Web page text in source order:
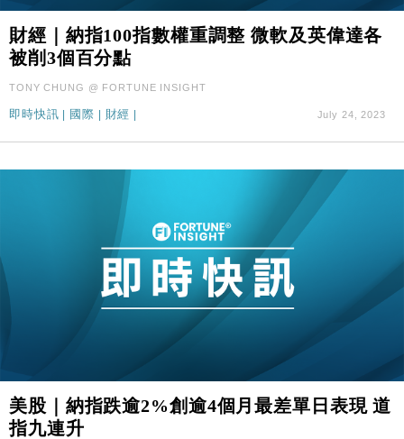
最強
16:33
財經｜滙控重啟最多10億美元回購 派息比率目標維持
50%
15:59
財經｜SA售股自救後再出手 斥4億美元押注未上市公
地產｜大酒店中期轉賺2300萬元 斥21億翻新香港及
國際｜特朗普赴洛杉磯高球場活動前 男子攜槍彈被捕
財經｜香港7月PMI回落至51 企業擴張放慢兼縮減人
11:40
財經｜黑石傳再籌逾360億美元 支援Anthropic租用
財經｜美商務部擬擴大金屬關稅範圍 14類產品或加徵
18:15
本地｜新世界K11 9月升級會員制度 增鉑金卡級別鎖
定高消費客群
財經｜納指100指數權重調整 微軟及英偉達各
被削3個百分點
TONY CHUNG @ FORTUNE INSIGHT
即時快訊 國際 財經 July 24, 2023
美股｜納指跌逾2%創逾4個月最差單日表現 道
指九連升